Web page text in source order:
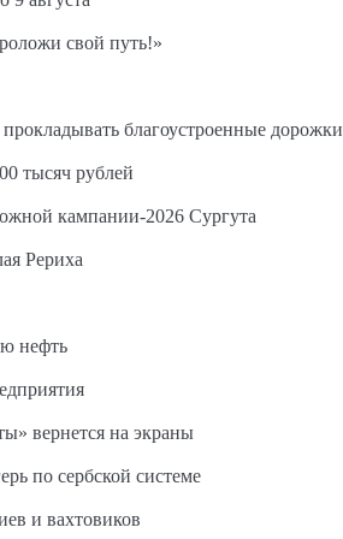
свой путь!»
благоустроенные дорожки
тысяч рублей
кампании-2026 Сургута
Рериха
нефть
вернется на экраны
по сербской системе
и вахтовиков